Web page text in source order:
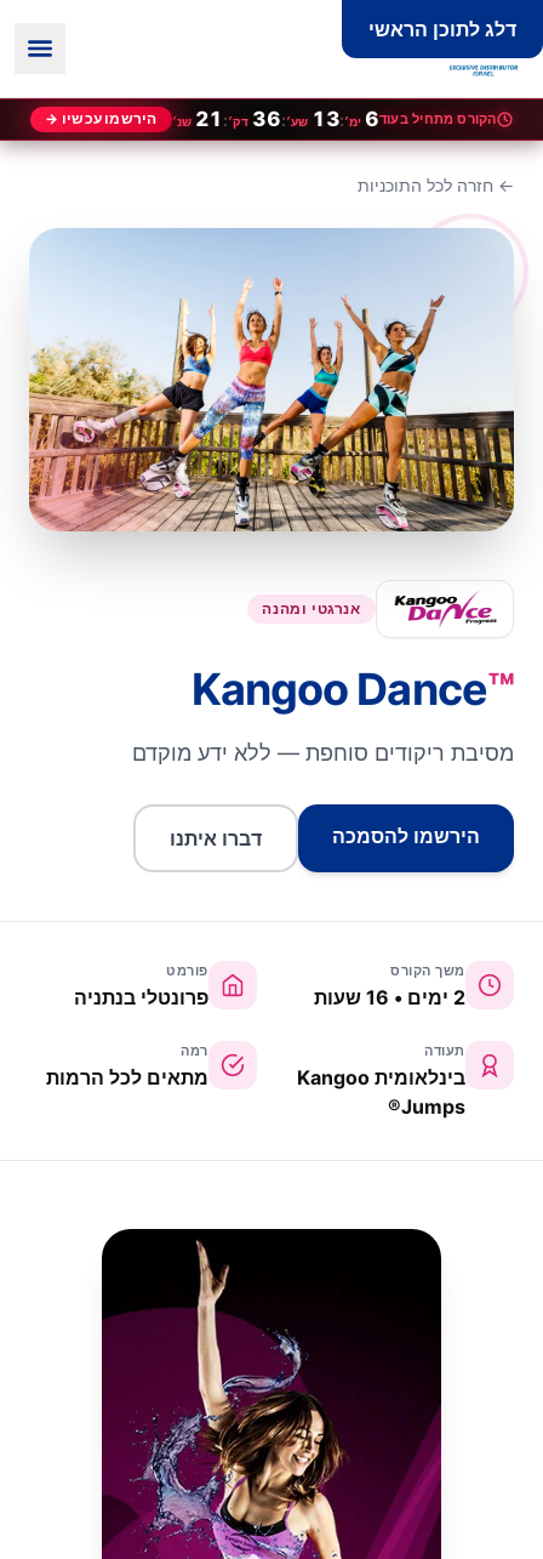
דלג לתוכן הראשי
הקורס מתחיל בעוד ימ׳ 6
: שע׳ 13
: דק׳ 36
: שנ׳ 21 הירשמו עכשיו →
← חזרה לכל התוכניות
אנרגטי ומהנה
Kangoo Dance™
מסיבת ריקודים סוחפת — ללא ידע מוקדם
הירשמו להסמכה דברו איתנו
משך הקורס
2 ימים • 16 שעות
פורמט
פרונטלי בנתניה
תעודה
בינלאומית Kangoo
Jumps®
רמה
מתאים לכל הרמות